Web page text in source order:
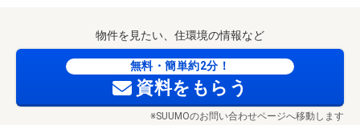
物件を見たい、住環境の情報など
無料・簡単約2分！
資料をもらう
※SUUMOのお問い合わせページへ移動します